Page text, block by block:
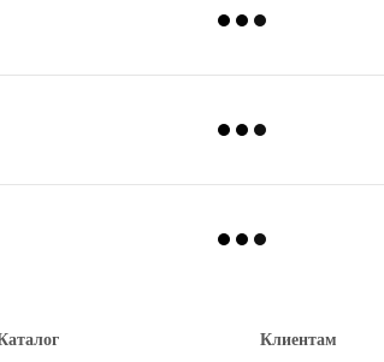
Клиентам